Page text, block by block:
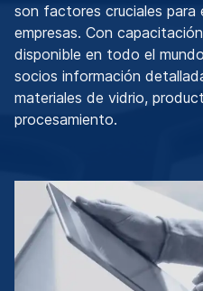
son factores cruciales
empresas. Con
disponible en todo el
socios información
materiales de vidrio,
procesamiento.